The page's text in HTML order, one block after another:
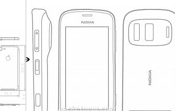
рисунком человека с ноутбуком
на задней панели
2